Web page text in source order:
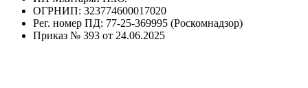
ОГРНИП: 323774600017020
Рег. номер ПД: 77-25-369995 (Роскомнадзор)
Приказ № 393 от 24.06.2025